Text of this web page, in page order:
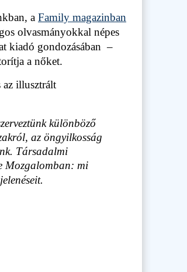
a Family magazinban
olvasmányokkal népes
kiadó gondozásában –
a nőket.
az illusztrált
különböző
az öngyilkosság
Társadalmi
Mozgalomban: mi